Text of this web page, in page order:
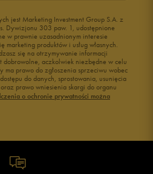
jest Marketing Investment Group S.A. z
Dywizjonu 303 paw. 1, udostępnione
w prawnie uzasadnionym interesie
marketing produktów i usług własnych.
się na otrzymywanie informacji
dobrowolne, aczkolwiek niezbędne w celu
ma prawo do zgłoszenia sprzeciwu wobec
do danych, sprostowania, usunięcia
prawo wniesienia skargi do organu
o ochronie prywatności można